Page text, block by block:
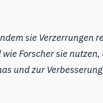
sie Verzerrungen
Forscher sie
und zur